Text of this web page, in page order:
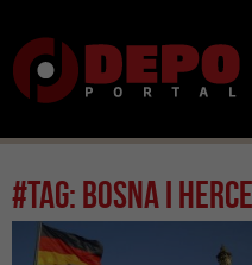
#tag: bosna i